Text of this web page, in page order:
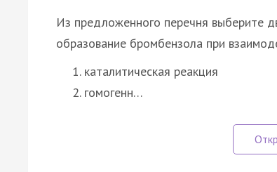
Из предложенного перечня выберите
образование бромбензола при
каталитическая реакция
гомогенн…